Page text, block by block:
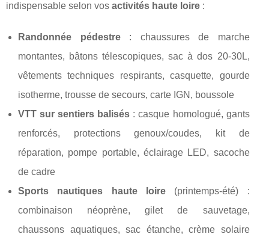
indispensable selon vos activités haute loire :
Randonnée pédestre: chaussures de marche
montantes, bâtons télescopiques, sac à dos 20-30L,
vêtements techniques respirants, casquette, gourde
isotherme, trousse de secours, carte IGN, boussole
VTT sur sentiers balisés : casque homologué, gants
renforcés, protections genoux/coudes, kit de
réparation, pompe portable, éclairage LED, sacoche
de cadre
Sports nautiques haute loire(printemps-été) :
combinaison néoprène, gilet de sauvetage,
chaussons aquatiques, sac étanche, crème solaire